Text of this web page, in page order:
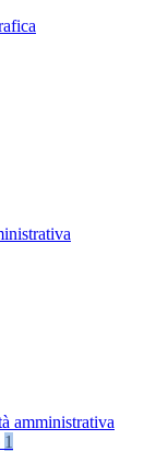
amministrativa
1